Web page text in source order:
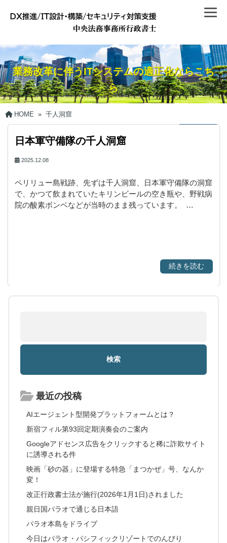
業務改革に伴うITシステムの適正化ならこち
ら
HOME » 千人洞窟
日本軍守備隊の千人洞窟
2025.12.08
ペリリュー島戦跡、先ずは千人洞窟、日本軍守備隊の洞窟
で、かつて飲まれていたキリンビールの空き瓶や、野戦病
院の酸素ボンベなどが当時のまま残っています。 …
続きを読む
最近の投稿
AIエージェント型開発プラットフォームとは？
新宿フィル第93回定期演奏会のご案内
Googleアドセンス広告をクリックすると稀に詐欺サイト
に誘導される件
映画「砂の器」に登場する特急「まつかぜ」号、なんか
変！
改正行政書士法が施行(2026年1月1日)されました
親日国パラオで通じる日本語
パラオ本島をドライブ
今日はパラオ・パシフィックリゾートでのんびり